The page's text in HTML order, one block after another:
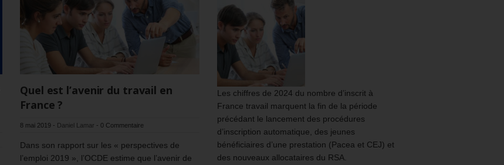
Quel est l’avenir du travail en
France ?
8 mai 2019 - Daniel Lamar - 0 Commentaire
Dans son rapport sur les « perspectives de
l’emploi 2019 », l’OCDE estime que l’avenir de
Les chiffres de 2024 du nombre d’inscrit à
France travail marquent la fin de la période
précédant le lancement des procédures
d’inscription automatique, des jeunes
bénéficiaires d’une prestation (Pacea et CEJ) et
des nouveaux allocataires du RSA.